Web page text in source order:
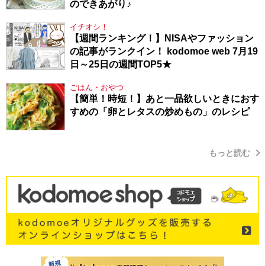
のできあがり♪
イチオシ！
【週間ランキング！】NISAやファッション
の記事がランクイン！ kodomoe web 7月19
日～25日の週間TOP5★
ごはん・おやつ
【簡単！時短！】あと一品欲しいときにおす
すめの「卵とレタスの炒めもの」のレシピ
もっと読む